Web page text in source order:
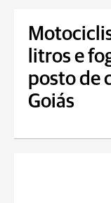
litros e
posto de
Goiás